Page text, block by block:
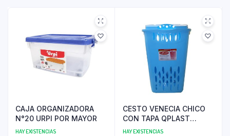
CAJA ORGANIZADORA
N°20 URPI POR MAYOR
HAY EXISTENCIAS
CESTO VENECIA CHICO
CON TAPA QPLAST
PRECIO POR MAYOR
HAY EXISTENCIAS